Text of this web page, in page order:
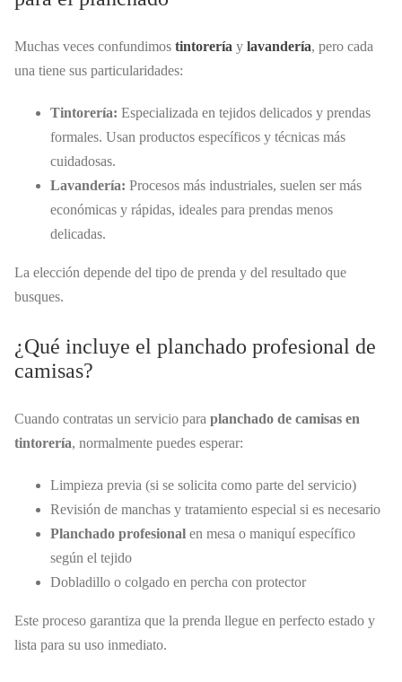
Muchas veces confundimos tintorería y lavandería, pero cada
una tiene sus particularidades:
Tintorería: Especializada en tejidos delicados y prendas
formales. Usan productos específicos y técnicas más
cuidadosas.
Lavandería: Procesos más industriales, suelen ser más
económicas y rápidas, ideales para prendas menos
delicadas.
La elección depende del tipo de prenda y del resultado que
busques.
¿Qué incluye el planchado profesional de
camisas?
Cuando contratas un servicio para planchado de camisas en
tintorería, normalmente puedes esperar:
Limpieza previa (si se solicita como parte del servicio)
Revisión de manchas y tratamiento especial si es necesario
Planchado profesional en mesa o maniquí específico
según el tejido
Dobladillo o colgado en percha con protector
Este proceso garantiza que la prenda llegue en perfecto estado y
lista para su uso inmediato.